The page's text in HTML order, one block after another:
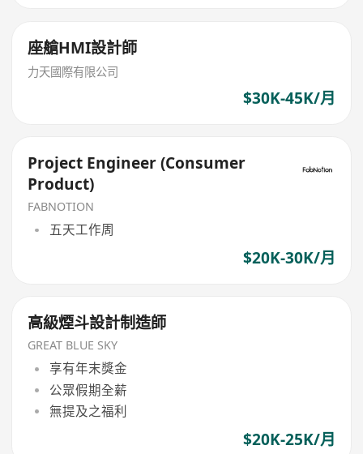
座艙HMI設計師
力天國際有限公司
$30K-45K/月
Project Engineer (Consumer
Product)
FABNOTION
五天工作周
$20K-30K/月
高級煙斗設計制造師
GREAT BLUE SKY
享有年末獎金
公眾假期全薪
無提及之福利
$20K-25K/月